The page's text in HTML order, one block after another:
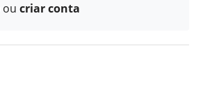
ou criar conta